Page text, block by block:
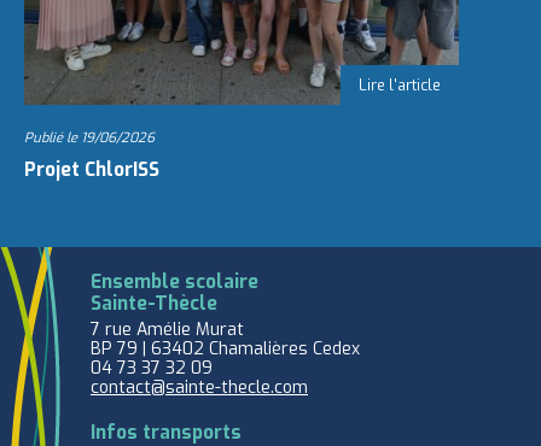
Publié le 19/06/2026
Projet ChlorISS
Ensemble scolaire
Sainte-Thècle
7 rue Amélie Murat
BP 79 | 63402 Chamalières Cedex
04 73 37 32 09
contact@sainte-thecle.com
Infos transports